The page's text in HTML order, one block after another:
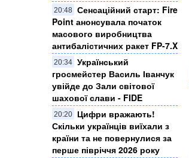
20:48 Сенсаційний старт: Fire
Point анонсувала початок
масового виробництва
антибалістичних ракет FP-7.X
20:34 Український
гросмейстер Василь Іванчук
увійде до Зали світової
шахової слави - FIDE
20:20
Цифри вражають!
Скільки українців виїхали з
країни та не повернулися за
перше півріччя 2026 року